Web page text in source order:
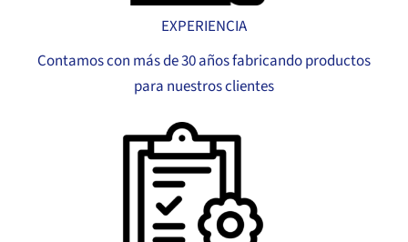
EXPERIENCIA
Contamos con más de 30 años fabricando productos
para nuestros clientes